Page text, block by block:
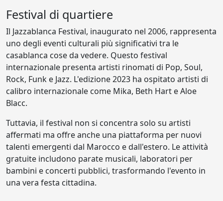
Festival di quartiere
Il Jazzablanca Festival, inaugurato nel 2006, rappresenta
uno degli eventi culturali più significativi tra le
casablanca cose da vedere. Questo festival
internazionale presenta artisti rinomati di Pop, Soul,
Rock, Funk e Jazz. L'edizione 2023 ha ospitato artisti di
calibro internazionale come Mika, Beth Hart e Aloe
Blacc.
Tuttavia, il festival non si concentra solo su artisti
affermati ma offre anche una piattaforma per nuovi
talenti emergenti dal Marocco e dall'estero. Le attività
gratuite includono parate musicali, laboratori per
bambini e concerti pubblici, trasformando l'evento in
una vera festa cittadina.